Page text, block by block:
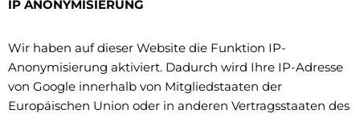
IP ANONYMISIERUNG
Wir haben auf dieser Website die Funktion IP-
Anonymisierung aktiviert. Dadurch wird Ihre IP-Adresse
von Google innerhalb von Mitgliedstaaten der
Europäischen Union oder in anderen Vertragsstaaten des